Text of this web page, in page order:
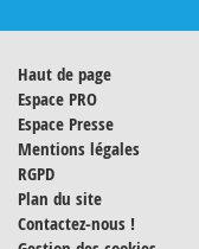
Haut de page
Espace PRO
Espace Presse
Mentions légales
RGPD
Plan du site
Contactez-nous !